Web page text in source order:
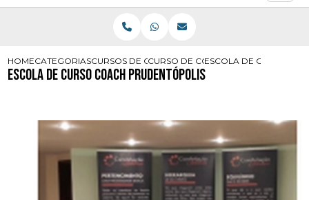
HOMECATEGORIASCURSOS DE COACHCURSO DE COACH CURITIBA
ESCOLA DE CURSO
Escola de Curso Coach Prudentópolis